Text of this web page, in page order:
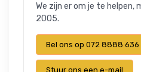
We zijn er om je te helpen,
2005.
Bel ons op 072 8888 636
Stuur ons een e-mail